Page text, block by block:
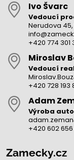
Ivo Švarc
Vedoucí
Nerudova 45,
+420 774 301
Miroslav
Vedoucí
+420 728 193
Adam
Výroba
+420 602
Zamecky.cz